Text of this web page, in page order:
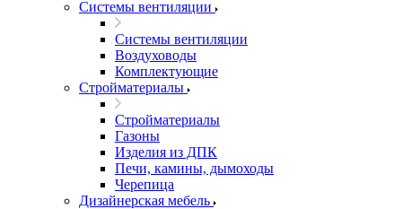
Системы вентиляции
Системы вентиляции
Воздуховоды
Комплектующие
Стройматериалы
Стройматериалы
Газоны
Изделия из ДПК
Печи, камины, дымоходы
Черепица
Дизайнерская мебель